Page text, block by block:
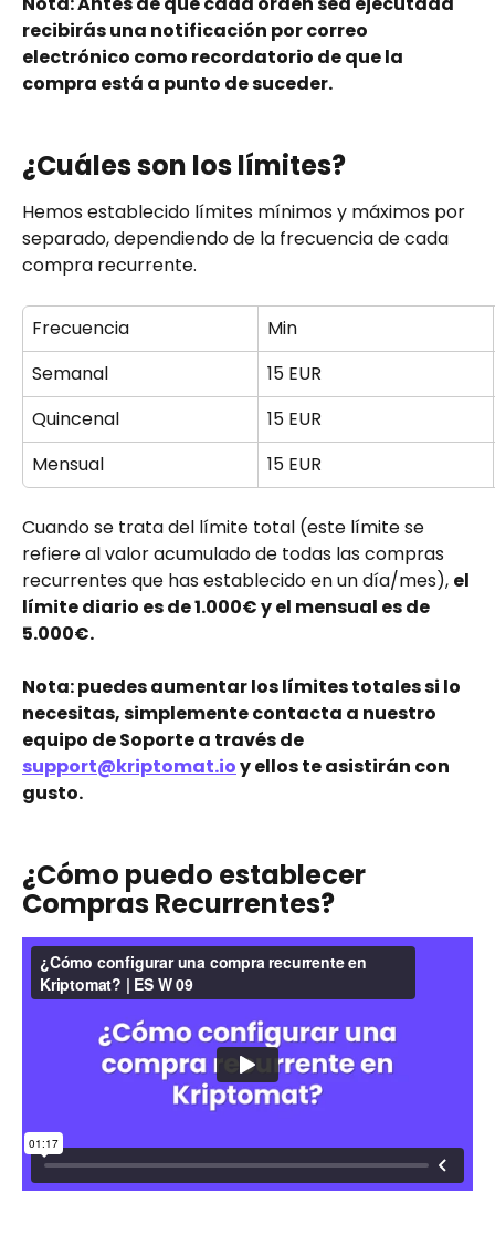
recibirás una notificación por correo
electrónico como recordatorio de que la
compra está a punto de suceder.
¿Cuáles son los límites?
Hemos establecido límites mínimos y máximos por
separado, dependiendo de la frecuencia de cada
compra recurrente.
Frecuencia
Min
Semanal
15 EUR
Quincenal
15 EUR
Mensual
15 EUR
Cuando se trata del límite total (este límite se
refiere al valor acumulado de todas las compras
recurrentes que has establecido en un día/mes), el
límite diario es de 1.000€ y el mensual es de
5.000€.
Nota: puedes aumentar los límites totales si lo
necesitas, simplemente contacta a nuestro
equipo de Soporte a través de
support@kriptomat.io y ellos te asistirán con
gusto.
¿Cómo puedo establecer
Compras Recurrentes?